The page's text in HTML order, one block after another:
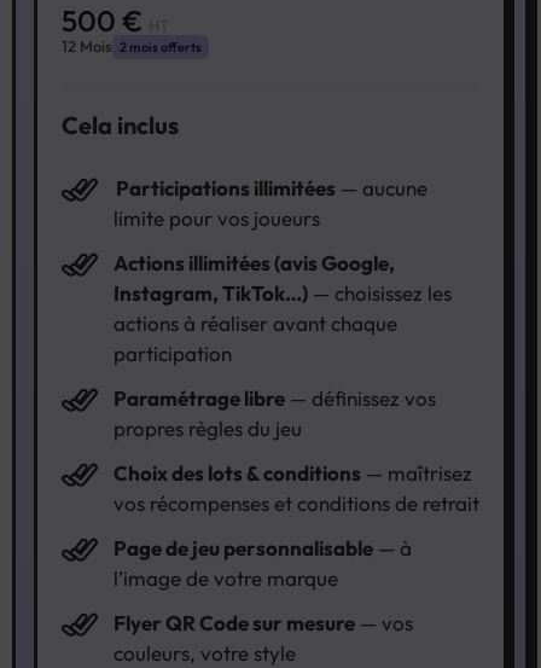
500 € HT
12 Mois 2 mois offerts
Cela inclus
Participations illimitées — aucune
limite pour vos joueurs
Actions illimitées (avis Google,
Instagram, TikTok…)— choisissez les
actions à réaliser avant chaque
participation
Paramétrage libre— définissez vos
propres règles du jeu
Choix des lots & conditions — maîtrisez
vos récompenses et conditions de retrait
Page de jeu personnalisable— à
l’image de votre marque
Flyer QR Code sur mesure— vos
couleurs, votre style